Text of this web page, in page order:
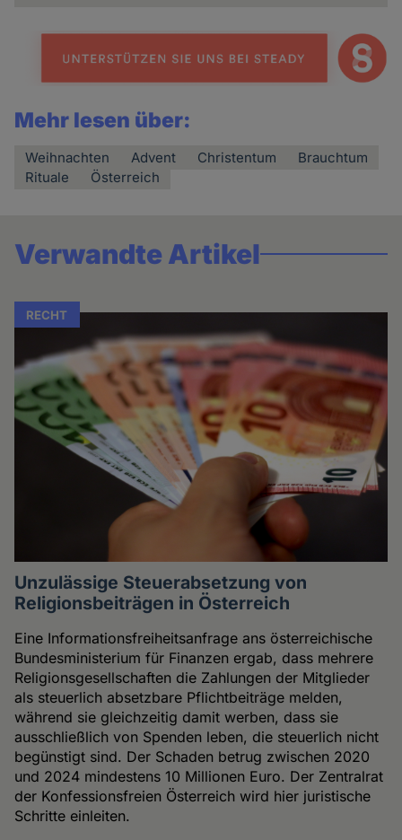
Mehr lesen über:
Weihnachten Advent Christentum
Brauchtum
Rituale
Österreich
Verwandte Artikel
RECHT
Unzulässige Steuerabsetzung von
Religionsbeiträgen in Österreich
Eine Informationsfreiheitsanfrage ans österreichische
Bundesministerium für Finanzen ergab, dass mehrere
Religionsgesellschaften die Zahlungen der Mitglieder
als steuerlich absetzbare Pflichtbeiträge melden,
während sie gleichzeitig damit werben, dass sie
ausschließlich von Spenden leben, die steuerlich nicht
begünstigt sind. Der Schaden betrug zwischen 2020
und 2024 mindestens 10 Millionen Euro. Der Zentralrat
der Konfessionsfreien Österreich wird hier juristische
Schritte einleiten.